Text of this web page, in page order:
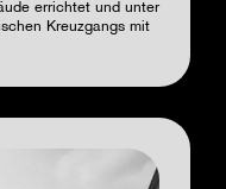
errichtet und unter
Kreuzgangs mit